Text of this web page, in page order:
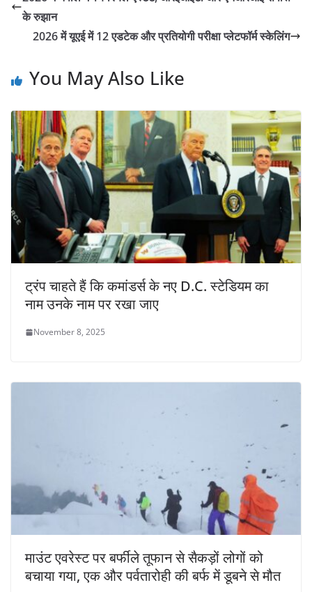
के रुझान
2026 में यूएई में 12 एडटेक और प्रतियोगी परीक्षा प्लेटफॉर्म स्केलिंग
You May Also Like
ट्रंप चाहते हैं कि कमांडर्स के नए D.C. स्टेडियम का
नाम उनके नाम पर रखा जाए
November 8, 2025
माउंट एवरेस्ट पर बर्फीले तूफान से सैकड़ों लोगों को
बचाया गया, एक और पर्वतारोही की बर्फ में डूबने से मौत